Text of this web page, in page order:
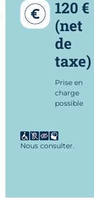
120 €
(net
de
taxe)
Prise en
charge
possible
Nous consulter.